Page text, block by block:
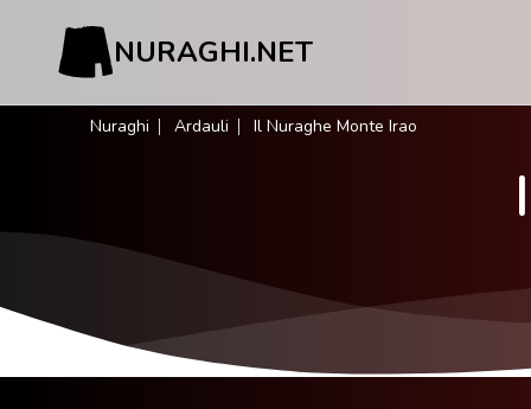
NURAGHI.NET
Nuraghi Ardauli Il Nuraghe Monte Irao